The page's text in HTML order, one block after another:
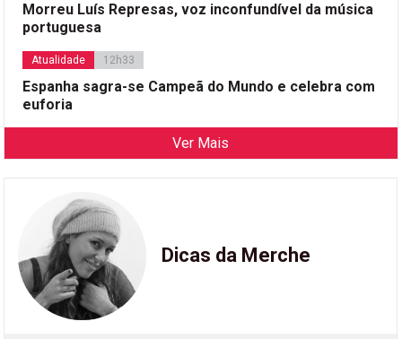
Morreu Luís Represas, voz inconfundível da música
portuguesa
Atualidade 12h33
Espanha sagra-se Campeã do Mundo e celebra com
euforia
Ver Mais
Dicas da Merche